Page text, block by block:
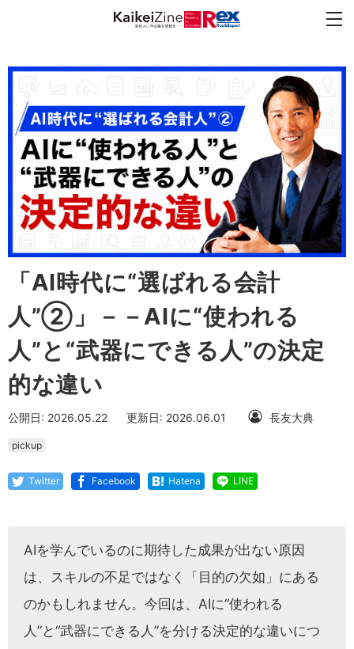
「AI時代に“選ばれる会計
人”②」－－AIに“使われる
人”と“武器にできる人”の決定
的な違い
公開日: 2026.05.22 更新日: 2026.06.01 長友大典
pickup
Twitter Facebook Hatena LINE
AIを学んでいるのに期待した成果が出ない原因
は、スキルの不足ではなく「目的の欠如」にある
のかもしれません。今回は、AIに“使われる
人”と“武器にできる人”を分ける決定的な違いにつ